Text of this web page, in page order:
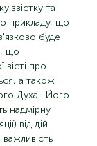
звістку та
прикладу, що
буде
що
про
а також
Духа і Його
надмірну
від дій